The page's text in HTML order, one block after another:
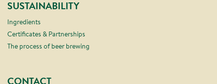
SUSTAINABILITY
Ingredients
Certificates & Partnerships
The process of beer brewing